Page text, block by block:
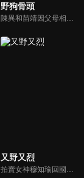
野狗骨頭
又野又烈
拍賣女神穆知瑜回國與繼母奪產，與神祕保鏢沈既白協議訂婚。兩人意外揭開身世翻轉：沈為穆家真繼承人，穆則是被換掉的孤女。面對繼母的偽畫陰謀與綁架，兩人智計合盟，沈更以神祕畫師身份深情守護。最終惡人伏法，兩人在反轉與博弈中假戲真做，攜手守護正義與真愛。